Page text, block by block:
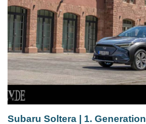
Subaru Soltera | 1. Generation